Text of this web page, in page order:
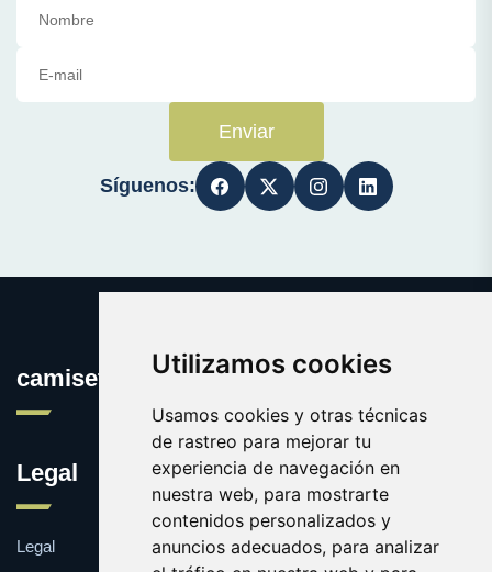
Utilizamos cookies
Usamos cookies y otras técnicas
de rastreo para mejorar tu
experiencia de navegación en
nuestra web, para mostrarte
contenidos personalizados y
anuncios adecuados, para analizar
Enviar
Síguenos:
camisetasconpublicidad.es
Legal
Legal